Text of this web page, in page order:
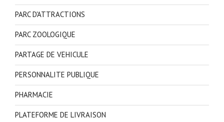
PARC D'ATTRACTIONS
PARC ZOOLOGIQUE
PARTAGE DE VEHICULE
PERSONNALITE PUBLIQUE
PHARMACIE
PLATEFORME DE LIVRAISON